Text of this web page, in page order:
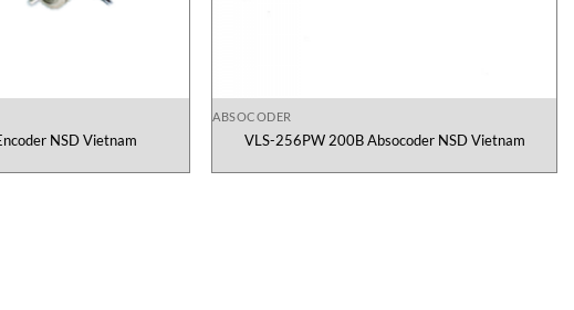
NSD Vietnam
ABSOCODER
VLS-256PW 200B Absocoder NSD Vietnam